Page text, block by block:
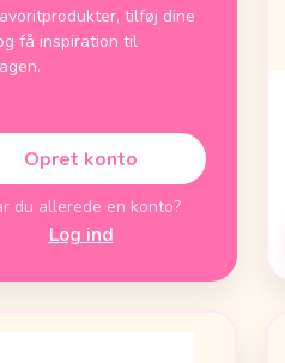
tilføj dine
få inspiration til
Opret konto
du allerede en konto?
Log ind